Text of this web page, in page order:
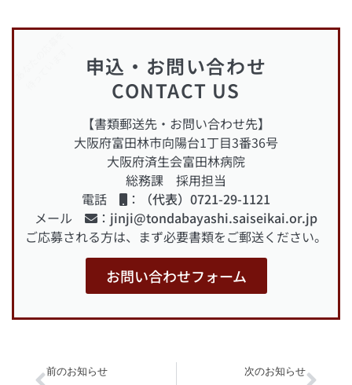
申込・お問い合わせ
CONTACT US
【書類郵送先・お問い合わせ先】
大阪府富田林市向陽台1丁目3番36号
大阪府済生会富田林病院
総務課 採用担当
電話
：
（代表）0721-29-1121
メール
： jinji@tondabayashi.saiseikai.or.jp
ご応募される方は、まず必要書類をご郵送ください。
お問い合わせフォーム
前のお知らせ 次のお知らせ